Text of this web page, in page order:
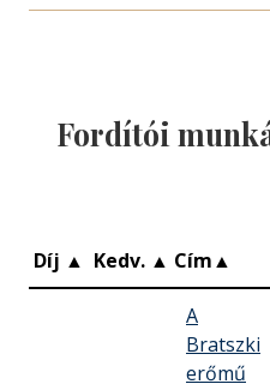
Fordítói
Díj ▲ Kedv. ▲ Cím▲
A
Bratszki
erőmű